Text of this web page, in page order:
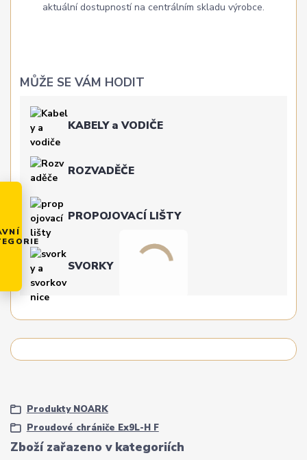
aktuální dostupností na centrálním skladu výrobce.
MŮŽE SE VÁM HODIT
KABELY a VODIČE
ROZVADĚČE
PROPOJOVACÍ LIŠTY
SVORKY
Zboží zařazeno v kategoriích
Produkty NOARK
Proudové chrániče Ex9L-H F